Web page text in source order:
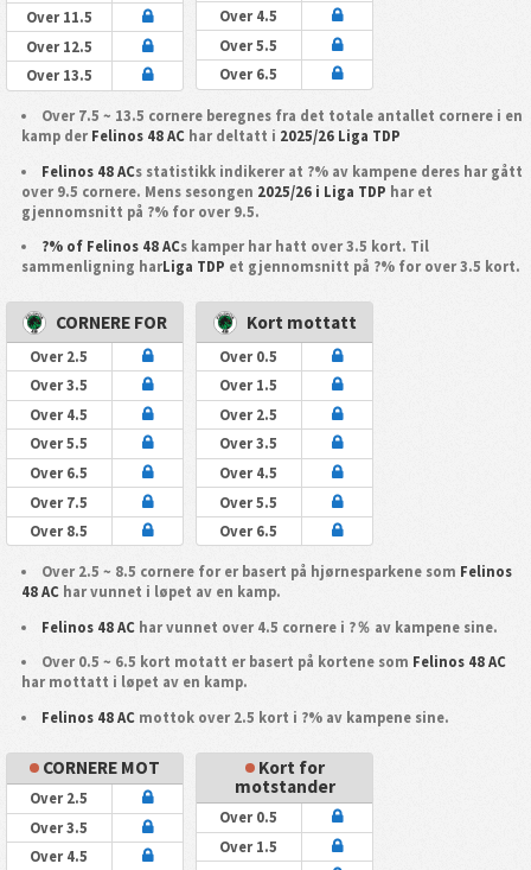
Over 11.5
Over 12.5
Over 13.5
Over 4.5
Over 5.5
Over 6.5
Over 7.5 ~ 13.5 cornere beregnes fra det totale antallet cornere i en
kamp der Felinos 48 AChar deltatt i 2025/26 Liga TDP
Felinos 48 ACs statistikk indikerer at ?% av kampene deres har gått
over 9.5 cornere. Mens sesongen 2025/26 i Liga TDP har et
gjennomsnitt på ?% for over 9.5.
?% of Felinos 48 ACs kamper har hatt over 3.5 kort. Til
sammenligning harLiga TDP et gjennomsnitt på ?% for over 3.5 kort.
CORNERE FOR
Over 2.5
Over 3.5
Over 4.5
Over 5.5
Over 6.5
Over 7.5
Over 8.5
Kort mottatt
Over 0.5
Over 1.5
Over 2.5
Over 3.5
Over 4.5
Over 5.5
Over 6.5
Over 2.5 ~ 8.5 cornere for er basert på hjørnesparkene som Felinos
48 AChar vunnet i løpet av en kamp.
Felinos 48 AC har vunnet over 4.5 cornere i ?％ av kampene sine.
Over 0.5 ~ 6.5 kort motatt er basert på kortene som Felinos 48 AC
har mottatt i løpet av en kamp.
Felinos 48 AC mottok over 2.5 kort i ?% av kampene sine.
CORNERE MOT
Over 2.5
Over 3.5
Over 4.5
Kort for
motstander
Over 0.5
Over 1.5